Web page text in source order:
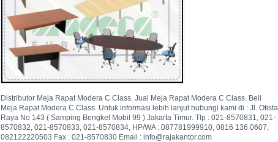
Distributor Meja Rapat Modera C Class. Jual Meja Rapat Modera C Class. Beli
Meja Rapat Modera C Class. Untuk informasi lebih lanjut hubungi kami di : Jl. Otista
Raya No 143 ( Samping Bengkel Mobil 99 ) Jakarta Timur. Tlp : 021-8570831, 021-
8570832, 021-8570833, 021-8570834, HP/WA : 087781999910, 0816 136 0607,
082122220503 Fax : 021-8570830 Email : info@rajakantor.com